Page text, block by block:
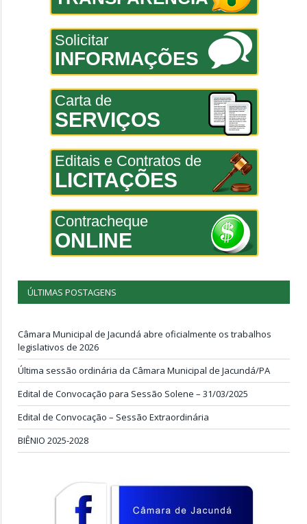
Solicitar
INFORMAÇÕES
Carta de
SERVIÇOS
Editais e Contratos de
LICITAÇÕES
Contracheque
ONLINE
ÚLTIMAS POSTAGENS
Câmara Municipal de Jacundá abre oficialmente os trabalhos
legislativos de 2026
Última sessão ordinária da Câmara Municipal de Jacundá/PA
Edital de Convocação para Sessão Solene – 31/03/2025
Edital de Convocação – Sessão Extraordinária
BIÊNIO 2025-2028